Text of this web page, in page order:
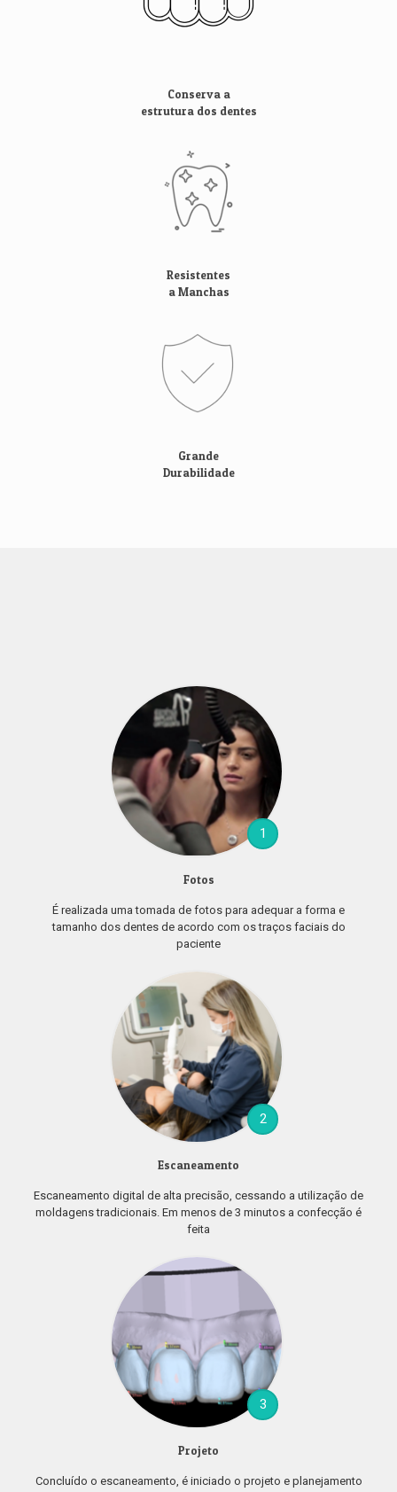
Conserva a
estrutura dos dentes
Resistentes
a Manchas
Grande
Durabilidade
1
Fotos
É realizada uma tomada de fotos para adequar a forma e
tamanho dos dentes de acordo com os traços faciais do
paciente
2
Escaneamento
Escaneamento digital de alta precisão, cessando a utilização de
moldagens tradicionais. Em menos de 3 minutos a confecção é
feita
3
Projeto
Concluído o escaneamento, é iniciado o projeto e planejamento